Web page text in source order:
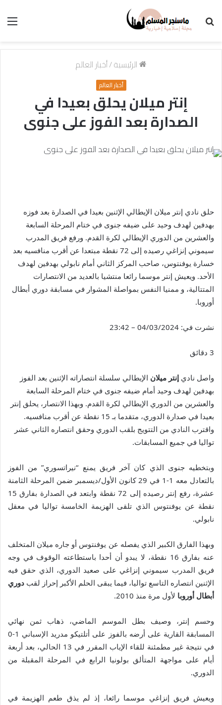
الرئيسية/أخبار العالم
أخبار العالم
إنتر ميلان يحلق بعيدا في
الصدارة بعد الفوز على جنوى
حلق نادي إنتر ميلان الإيطالي الإثنين بعيدا في الصدارة بعد فوزه
بهدفين لهدف وحيد على ضيفه جنوى في ختام المرحلة السابعة
والعشرين من الدوري الإيطالي لكرة القدم. ورفع فريق المدرب
سيموني إنزاغي رصيده إلى 72 نقطة مبتعدا عن أقرب منافسيه بعد
خسارة يوفنتوس، صاحب المركز الثاني أمام نابولي بهدفين لهدف
الأحد. ويعيش إنتر موسما رائعا منتشيا بالعديد من الانتصارات
المتتالية، و ممنيا النفس بمواصلة المشوار في مسابقة دوري أبطال
أوروبا.
نشرت في: 04/03/2024 – 23:42
3 دقائق
واصل نادي إنتر ميلان الإيطالي سلسلة انتصاراته الإثنين بعد الفوز
بهدفين لهدف وحيد أمام ضيفه جنوى في ختام المرحلة السابعة
والعشرين من الدوري الإيطالي لكرة القدم. وبهذا الانتصار، يحلق إنتر
بعيدا في صدارة الدوري، متقدما بـ 15 نقطة عن أقرب منافسيه.
واقترب النادي من التتويج بلقب الدوري وحقق انتصاره الثاني عشر
تواليا في جميع المسابقات.
وبتخطيه جنوى الذي كان آخر فريق يمنع “نيراتسوري” من الفوز
بالتعادل معه 1-1 في 29 كانون الأول/ديسمبر ضمن المرحلة الثامنة
عشرة، رفع إنتر رصيده إلى 72 نقطة وابتعد في الصدارة بفارق 15
نقطة عن يوفنتوس الذي تلقى الهزيمة الخامسة تواليا في معقل
نابولي.
وبهذا الفارق الكبير الذي يفصله عن يوفنتوس أو جاره ميلان المتخلف
عنه بفارق 16 نقطة، لا يبدو أن أحدا باستطاعته الوقوف في وجه
فريق المدرب سيموني إنزاغي على صعيد الدوري، الذي حقق فيه
الإثنين انتصاره التاسع تواليا، فيما يبقى الحلم الأكبر إحراز لقب دوري
أبطال أوروبا لأول مرة منذ 2010.
وحسم إنتر، وصيف بطل الموسم الماضي، ذهاب ثمن نهائي
المسابقة القارية على أرضه بالفوز على أتلتيكو مدريد الإسباني 1-0
في نتيجة غير مطمئنة للقاء الإياب المقرر في 13 الحالي، بعد أربعة
أيام على مواجهة المتألق بولونيا الرابع في المرحلة المقبلة من
الدوري.
ويعيش فريق إنزاغي موسما رائعا، إذ لم يذق طعم الهزيمة في